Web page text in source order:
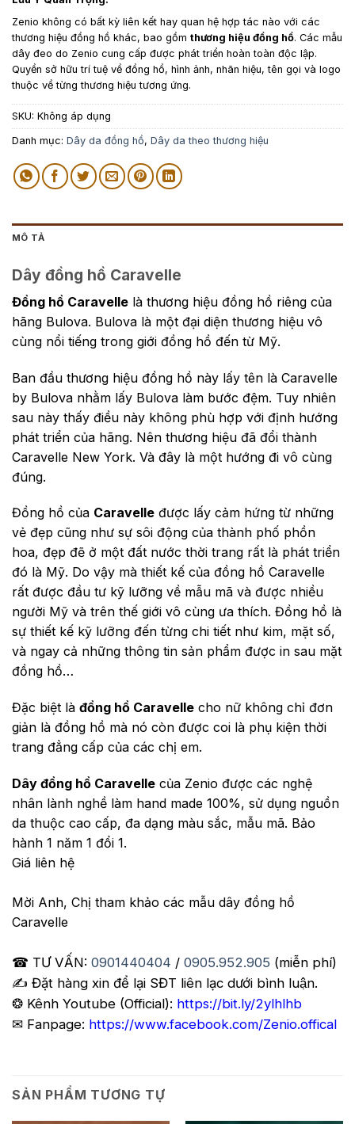
Zenio không có bất kỳ liên kết hay quan hệ hợp tác nào với các
thương hiệu đồng hồ khác, bao gồm thương hiệu đồng hồ. Các mẫu
dây đeo do Zenio cung cấp được phát triển hoàn toàn độc lập.
Quyền sở hữu trí tuệ về đồng hồ, hình ảnh, nhãn hiệu, tên gọi và logo
thuộc về từng thương hiệu tương ứng.
SKU: Không áp dụng
Danh mục: Dây da đồng hồ, Dây da theo thương hiệu
MÔ TẢ
Dây đồng hồ Caravelle
Đồng hồ Caravelle là thương hiệu đồng hồ riêng của
hãng Bulova. Bulova là một đại diện thương hiệu vô
cùng nổi tiếng trong giới đồng hồ đến từ Mỹ.
Ban đầu thương hiệu đồng hồ này lấy tên là Caravelle
by Bulova nhằm lấy Bulova làm bước đệm. Tuy nhiên
sau này thấy điều này không phù hợp với định hướng
phát triển của hãng. Nên thương hiệu đã đổi thành
Caravelle New York. Và đây là một hướng đi vô cùng
đúng.
Đồng hồ của Caravelle được lấy cảm hứng từ những
vẻ đẹp cũng như sự sôi động của thành phố phồn
hoa, đẹp đẽ ở một đất nước thời trang rất là phát triển
đó là Mỹ. Do vậy mà thiết kế của đồng hồ Caravelle
rất được đầu tư kỹ lưỡng về mẫu mã và được nhiều
người Mỹ và trên thế giới vô cùng ưa thích. Đồng hồ là
sự thiết kế kỹ lưỡng đến từng chi tiết như kim, mặt số,
và ngay cả những thông tin sản phẩm được in sau mặt
đồng hồ…
Đặc biệt là đồng hồ Caravelle cho nữ không chỉ đơn
giản là đồng hồ mà nó còn được coi là phụ kiện thời
trang đẳng cấp của các chị em.
Dây đồng hồ Caravelle của Zenio được các nghệ
nhân lành nghề làm hand made 100%, sử dụng nguồn
da thuộc cao cấp, đa dạng màu sắc, mẫu mã. Bảo
hành 1 năm 1 đổi 1.
Giá liên hệ
Mời Anh, Chị tham khảo các mẫu dây đồng hồ
Caravelle
☎ TƯ VẤN: 0901440404 / 0905.952.905 (miễn phí)
✍️ Đặt hàng xin để lại SĐT liên lạc dưới bình luận.
❂ Kênh Youtube (Official): https://bit.ly/2ylhlhb
✉ Fanpage: https://www.facebook.com/Zenio.offical
SẢN PHẨM TƯƠNG TỰ